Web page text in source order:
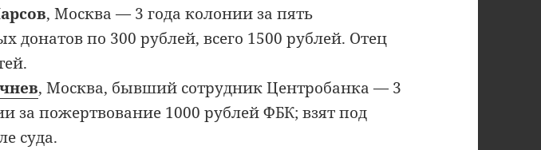
, Москва — 3 года колонии за пять
донатов по 300 рублей, всего 1500 рублей. Отец
, Москва, бывший сотрудник Центробанка — 3
за пожертвование 1000 рублей ФБК; взят под
суда.